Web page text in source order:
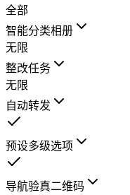
全部
智能分类相册
无限
整改任务
无限
自动转发
预设多级选项
导航验真二维码